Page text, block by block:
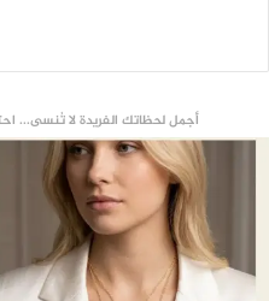
أجمل لحظاتك الفريدة لا تُنسى...